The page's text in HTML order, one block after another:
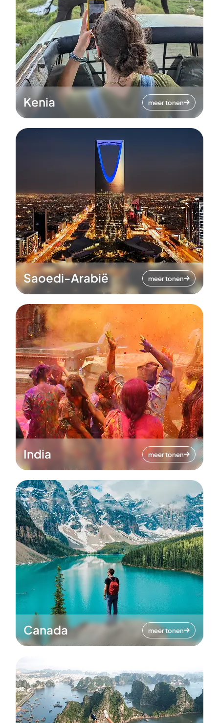
Kenia meer tonen
Saoedi-Arabië meer tonen
India meer tonen
Canada meer tonen